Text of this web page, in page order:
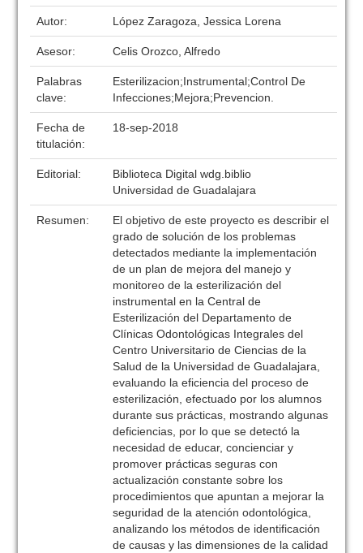
Autor: López Zaragoza, Jessica Lorena
Asesor: Celis Orozco, Alfredo
Palabras
clave:
Esterilizacion;Instrumental;Control De
Infecciones;Mejora;Prevencion.
Fecha de
titulación:
18-sep-2018
Editorial:
Biblioteca Digital wdg.biblio
Universidad de Guadalajara
Resumen:
El objetivo de este proyecto es describir el
grado de solución de los problemas
detectados mediante la implementación
de un plan de mejora del manejo y
monitoreo de la esterilización del
instrumental en la Central de
Esterilización del Departamento de
Clínicas Odontológicas Integrales del
Centro Universitario de Ciencias de la
Salud de la Universidad de Guadalajara,
evaluando la eficiencia del proceso de
esterilización, efectuado por los alumnos
durante sus prácticas, mostrando algunas
deficiencias, por lo que se detectó la
necesidad de educar, concienciar y
promover prácticas seguras con
actualización constante sobre los
procedimientos que apuntan a mejorar la
seguridad de la atención odontológica,
analizando los métodos de identificación
de causas y las dimensiones de la calidad